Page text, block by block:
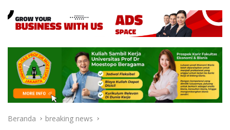
Beranda breaking news